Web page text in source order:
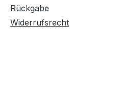
Rückgabe
Widerrufsrecht